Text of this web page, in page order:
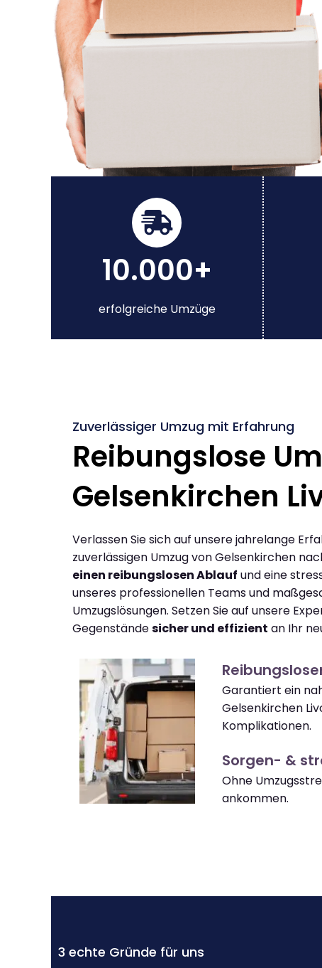
10.000+
erfolgreiche Umzüge
Zuverlässiger Umzug mit Erfahrung
Reibungslose
Gelsenkirchen
Verlassen Sie sich auf unsere jahrelange
zuverlässigen Umzug von Gelsenkirchen
einen reibungslosen Ablauf und eine
unseres professionellen Teams und
Umzugslösungen. Setzen Sie auf unsere
Gegenständesicher und effizient an Ihr
Garantiert ein
Gelsenkirchen
Komplikationen.
Sorgen- &
Ohne
ankommen.
3 echte Gründe für uns